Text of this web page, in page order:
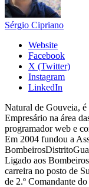
Sérgio Cipriano
Website
Facebook
X (Twitter)
Instagram
LinkedIn
Natural de Gouveia,
Empresário na área
programador web e
Em 2004 fundou a
Ligado aos
carreira no posto de
de 2.º Comandante